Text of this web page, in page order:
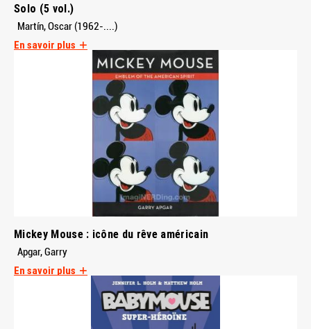
Solo (5 vol.)
Martín, Oscar (1962-....)
En savoir plus
Mickey Mouse : icône du rêve américain
Apgar, Garry
En savoir plus